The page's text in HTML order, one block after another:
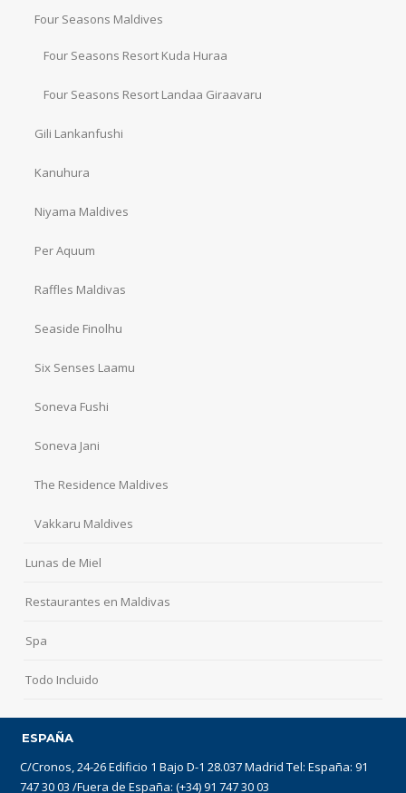
Four Seasons Maldives
Four Seasons Resort Kuda Huraa
Four Seasons Resort Landaa Giraavaru
Gili Lankanfushi
Kanuhura
Niyama Maldives
Per Aquum
Raffles Maldivas
Seaside Finolhu
Six Senses Laamu
Soneva Fushi
Soneva Jani
The Residence Maldives
Vakkaru Maldives
Lunas de Miel
Restaurantes en Maldivas
Spa
Todo Incluido
ESPAÑA
C/Cronos, 24-26 Edificio 1 Bajo D-1 28.037 Madrid Tel: España: 91
747 30 03 /Fuera de España: (+34) 91 747 30 03